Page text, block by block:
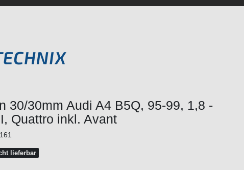
30/30mm Audi A4 B5Q, 95-99, 1,8 -
Quattro inkl. Avant
161
lieferbar